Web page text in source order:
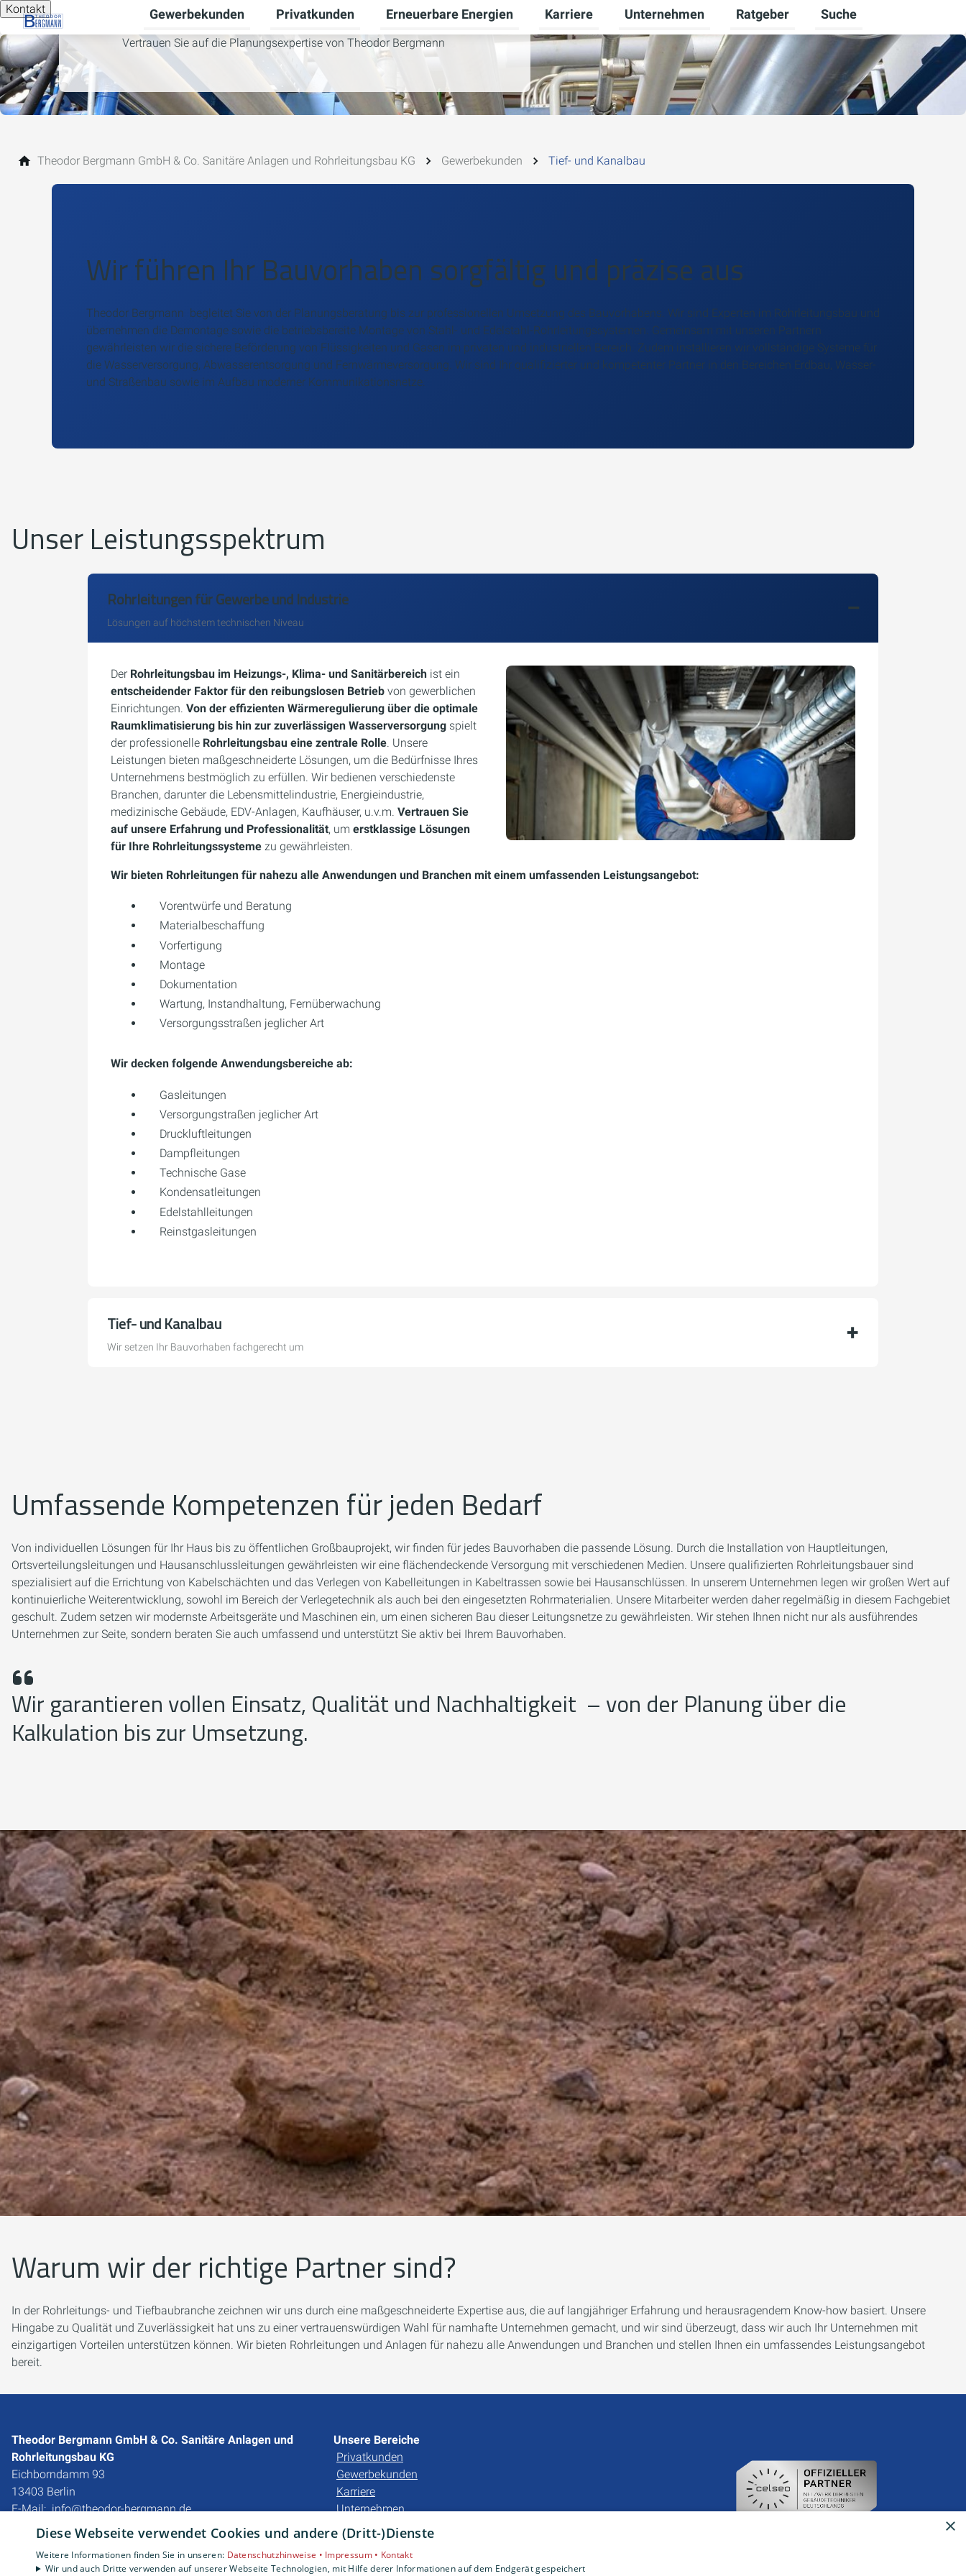
Kontakt Gewerbekunden
Untermenü für Gewerbekunden umschalten
Privatkunden
Untermenü für Privatkunden umschalten
Erneuerbare Energien
Untermenü für Erneuerbare Energien umschalten
Karriere
Untermenü für Karriere umschalten
Unternehmen
Untermenü für Unternehmen umschalten
Ratgeber
Untermenü für Ratgeber
Suche
Vertrauen Sie auf die Planungsexpertise von Theodor Bergmann
Theodor Bergmann GmbH & Co. Sanitäre Anlagen und Rohrleitungsbau KG Gewerbekunden Tief- und Kanalbau
Wir führen Ihr Bauvorhaben sorgfältig und präzise aus
Theodor Bergmann begleitet Sie von der Planungsberatung bis zur professionellen Umsetzung des Bauvorhabens. Wir sind Experten im Rohrleitungsbau und
übernehmen die Demontage sowie die betriebsbereite Montage von Stahl- und Edelstahl-Rohrleitungssystemen. Gemeinsam mit unseren Partnern
gewährleisten wir die sichere Beförderung von Flüssigkeiten und Gasen im privaten und industriellen Bereich. Zudem installieren wir vollständige Systeme für
die Wasserversorgung, Abwasserentsorgung und Fernwärmeversorgung. Wir sind Ihr qualifizierter und kompetenter Partner in den Bereichen Erdbau, Wasser-
und Straßenbau sowie im Aufbau moderner Kommunikationsnetze.
Unser Leistungsspektrum
Rohrleitungen für Gewerbe und Industrie
Lösungen auf höchstem technischen Niveau
Der Rohrleitungsbau im Heizungs-, Klima- und Sanitärbereich ist ein
entscheidender Faktor für den reibungslosen Betrieb von gewerblichen
Einrichtungen. Von der effizienten Wärmeregulierung über die optimale
Raumklimatisierung bis hin zur zuverlässigen Wasserversorgung spielt
der professionelle Rohrleitungsbau eine zentrale Rolle. Unsere
Leistungen bieten maßgeschneiderte Lösungen, um die Bedürfnisse Ihres
Unternehmens bestmöglich zu erfüllen. Wir bedienen verschiedenste
Branchen, darunter die Lebensmittelindustrie, Energieindustrie,
medizinische Gebäude, EDV-Anlagen, Kaufhäuser, u.v.m. Vertrauen Sie
auf unsere Erfahrung und Professionalität, um erstklassige Lösungen
für Ihre Rohrleitungssysteme zu gewährleisten.
Wir bieten Rohrleitungen für nahezu alle Anwendungen und Branchen mit einem umfassenden Leistungsangebot:
Vorentwürfe und Beratung
Materialbeschaffung
Vorfertigung
Montage
Dokumentation
Wartung, Instandhaltung, Fernüberwachung
Versorgungsstraßen jeglicher Art
Wir decken folgende Anwendungsbereiche ab:
Gasleitungen
Versorgungstraßen jeglicher Art
Druckluftleitungen
Dampfleitungen
Technische Gase
Kondensatleitungen
Edelstahlleitungen
Reinstgasleitungen
Tief- und Kanalbau
Wir setzen Ihr Bauvorhaben fachgerecht um
Umfassende Kompetenzen für jeden Bedarf
Von individuellen Lösungen für Ihr Haus bis zu öffentlichen Großbauprojekt, wir finden für jedes Bauvorhaben die passende Lösung. Durch die Installation von Hauptleitungen,
Ortsverteilungsleitungen und Hausanschlussleitungen gewährleisten wir eine flächendeckende Versorgung mit verschiedenen Medien. Unsere qualifizierten Rohrleitungsbauer sind
spezialisiert auf die Errichtung von Kabelschächten und das Verlegen von Kabelleitungen in Kabeltrassen sowie bei Hausanschlüssen. In unserem Unternehmen legen wir großen Wert auf
kontinuierliche Weiterentwicklung, sowohl im Bereich der Verlegetechnik als auch bei den eingesetzten Rohrmaterialien. Unsere Mitarbeiter werden daher regelmäßig in diesem Fachgebiet
geschult. Zudem setzen wir modernste Arbeitsgeräte und Maschinen ein, um einen sicheren Bau dieser Leitungsnetze zu gewährleisten. Wir stehen Ihnen nicht nur als ausführendes
Unternehmen zur Seite, sondern beraten Sie auch umfassend und unterstützt Sie aktiv bei Ihrem Bauvorhaben.
Wir garantieren vollen Einsatz, Qualität und Nachhaltigkeit – von der Planung über die
Kalkulation bis zur Umsetzung.
Warum wir der richtige Partner sind?
In der Rohrleitungs- und Tiefbaubranche zeichnen wir uns durch eine maßgeschneiderte Expertise aus, die auf langjähriger Erfahrung und herausragendem Know-how basiert. Unsere
Hingabe zu Qualität und Zuverlässigkeit hat uns zu einer vertrauenswürdigen Wahl für namhafte Unternehmen gemacht, und wir sind überzeugt, dass wir auch Ihr Unternehmen mit
einzigartigen Vorteilen unterstützen können. Wir bieten Rohrleitungen und Anlagen für nahezu alle Anwendungen und Branchen und stellen Ihnen ein umfassendes Leistungsangebot
bereit.
Theodor Bergmann GmbH & Co. Sanitäre Anlagen und
Rohrleitungsbau KG
Eichborndamm 93
13403 Berlin
E-Mail: info@theodor-bergmann.de
030 4177940
Impressum
Datenschutzerklärung
Unsere Bereiche
Privatkunden
Gewerbekunden
Karriere
Unternehmen
×
Diese Webseite verwendet Cookies und andere (Dritt-)Dienste
Weitere Informationen finden Sie in unseren: Datenschutzhinweise • Impressum • Kontakt
Wir und auch Dritte verwenden auf unserer Webseite Technologien, mit Hilfe derer Informationen auf dem Endgerät gespeichert